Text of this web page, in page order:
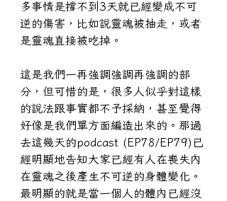
多事情是撐不到3天就已經變成不可
逆的傷害，比如說靈魂被抽走，或者
是靈魂直接被吃掉。
這是我們一再強調強調再強調的部
分，但可惜的是，很多人似乎對這樣
的說法跟事實都不予採納，甚至覺得
好像是我們單方面編造出來的。那過
去這幾天的podcast (EP78/EP79)已
經明顯地告知大家已經有人在喪失內
在靈魂之後產生不可逆的身體變化。
最明顯的就是當一個人的體內已經沒